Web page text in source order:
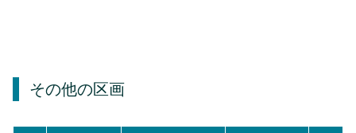
その他の区画